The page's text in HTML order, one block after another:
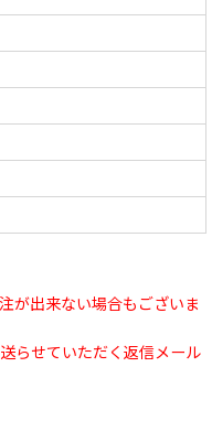
が出来ない場合もございま
らせていただく返信メール